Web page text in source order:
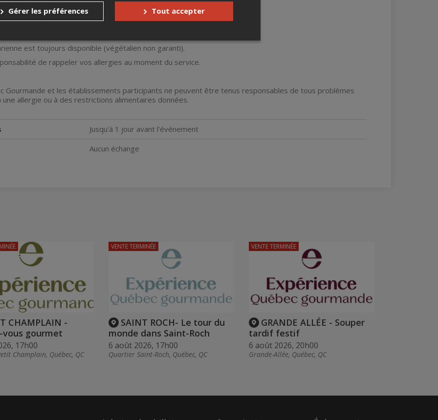
tous les pourboires. Une fois sur place, plus rien à débourser.
la discrétion des restaurateurs.
à indiquer lors de la réservation en ligne.
est toujours disponible (végétalien non garanti).
de rappeler vos allergies au moment du service.
Gourmande et les établissements participants ne peuvent être tenus responsables de tous problèmes
allergie ou à des restrictions alimentaires données.
Jusqu'à 1 jour avant l'événement
Aucun échange
CHAMPLAIN -
vous gourmet
17h00
Champlain, Québec, QC
SAINT ROCH- Le tour du
monde dans Saint-Roch
6 août 2026, 17h00
Quartier Saint-Roch, Québec, QC
VENTE TERMINÉE
GRANDE ALLÉE - Souper
tardif festif
6 août 2026, 20h00
Grande-Allée, Québec, QC
VENTE TERMINÉE
Gérer les préférences Tout accepter